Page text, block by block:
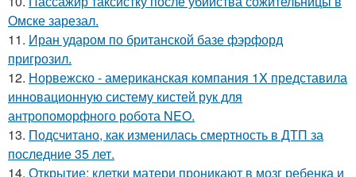
Омске зарезал.
11. Иран ударом по британской базе фэрфорд
пригрозил.
12. Норвежско - американская компания 1X представила
инновационную систему кистей рук для
антропоморфного робота NEO.
13. Подсчитано, как изменилась смертность в ДТП за
последние 35 лет.
14. Открытие: клетки матери проникают в мозг ребенка и